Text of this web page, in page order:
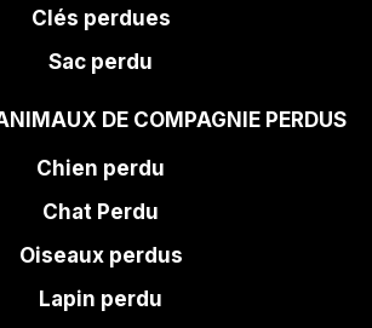
Clés perdues
Sac perdu
DE COMPAGNIE PERDUS
Chien perdu
Chat Perdu
Oiseaux perdus
Lapin perdu